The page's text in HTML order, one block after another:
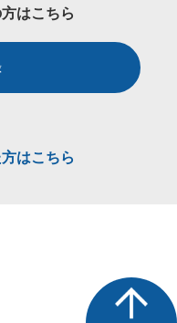
はこちら
はこちら